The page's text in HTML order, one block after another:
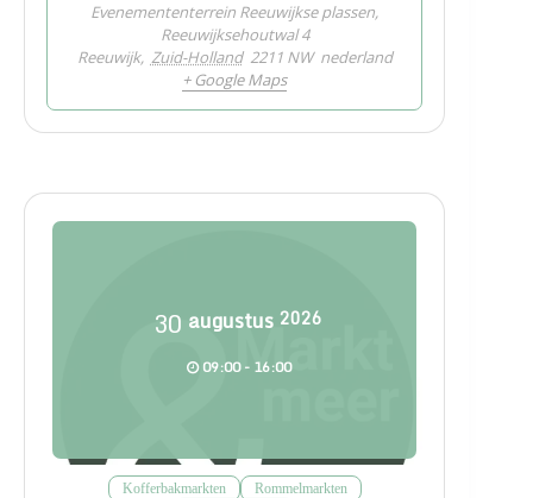
Evenemententerrein Reeuwijkse plassen,
Reeuwijksehoutwal 4
Reeuwijk, Zuid-Holland 2211 NW nederland
+ Google Maps
30 augustus 2026
09:00 - 16:00
Kofferbakmarkten
Rommelmarkten